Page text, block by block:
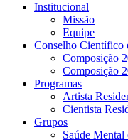
Institucional
Missão
Equipe
Conselho Científico
Composição
Composição
Programas
Artista
Cientista
Grupos
Saúde Mental